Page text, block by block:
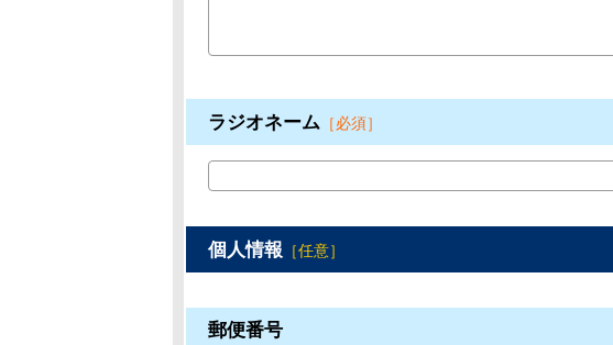
ラジオネーム ［必須］
個人情報 ［任意］
郵便番号